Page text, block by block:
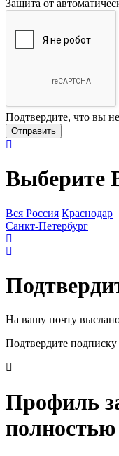
Защита от
Подтвердите, что вы
Выберите
Вся Россия Краснодар
Санкт-Петербург
На вашу почту
Подтвердите
Профиль
полностью